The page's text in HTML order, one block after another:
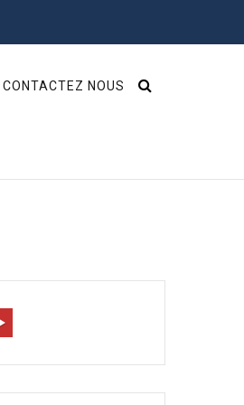
CONTACTEZ NOUS